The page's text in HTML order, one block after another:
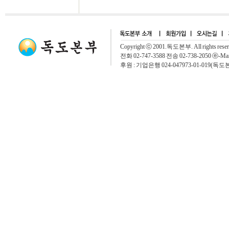
Copyright ⓒ 2001.독도본부. All rights
전화 02-747-3588 전송 02-738-2050 ⓔ-
후원 : 기업은행 024-047973-01-019(독도